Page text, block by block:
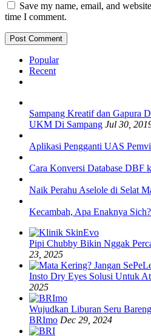
Save my name, email, and
time I comment.
Popular
Recent
Sampang Kreatif dan Gapura
UKM Di Sampang Jul 30,
Aplikasi Pengganti UAS
Cara Konversi Database DBF
Naik Perahu Aselole di Selat
Kecambah, Apa Enaknya
Pipi Chubby Bikin Nggak
23, 2025
Insto Dry Eyes Solusi Untuk
2025
Wujudkan Liburan Seru
BRImo Dec 29, 2024